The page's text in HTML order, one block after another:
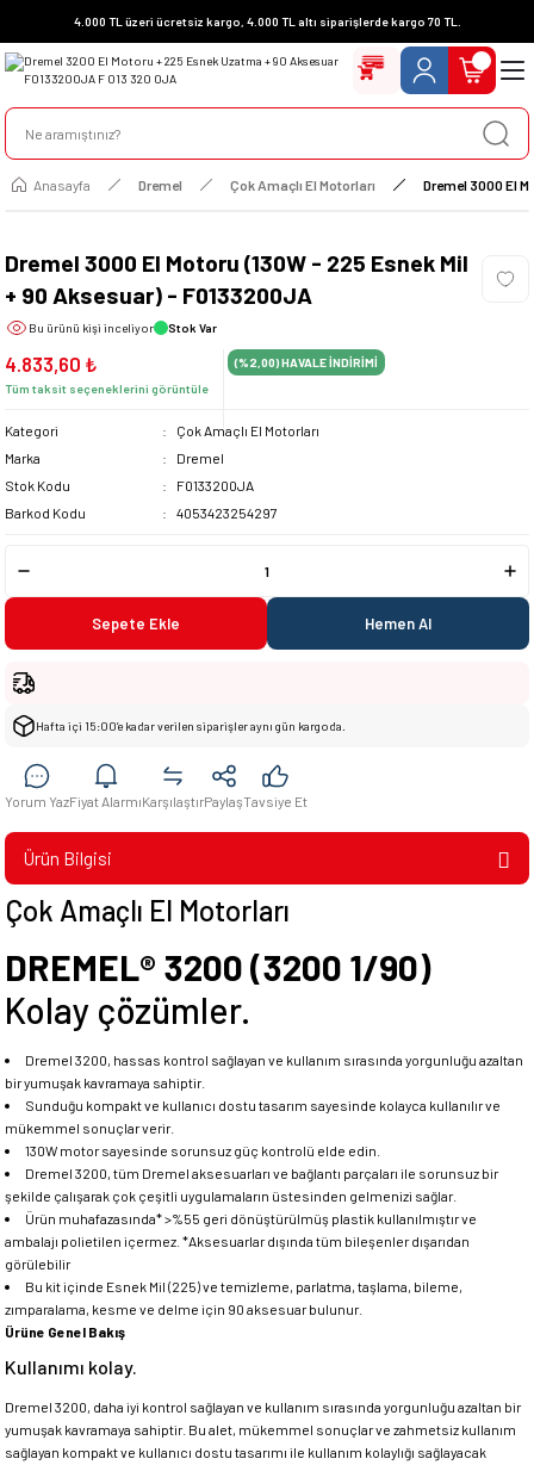
4.000 TL üzeri ücretsiz kargo, 4.000 TL altı siparişlerde kargo 70 TL.
Anasayfa Dremel Çok Amaçlı El Motorları Dremel 3000 El
Dremel 3000 El Motoru (130W - 225 Esnek Mil
+ 90 Aksesuar) - F0133200JA
Bu ürünü kişi inceliyor Stok Var
4.833,60 ₺
Tüm taksit seçeneklerini görüntüle
(%2,00)HAVALE İNDİRİMİ
Kategori
Çok Amaçlı El Motorları
Marka
Dremel
Stok Kodu
F0133200JA
Barkod Kodu
4053423254297
Sepete Ekle Hemen Al
Hafta içi 15:00’e kadar verilen siparişler aynı gün kargoda.
Yorum YazFiyat AlarmıKarşılaştırPaylaşTavsiye Et
Ürün Bilgisi
Çok Amaçlı El Motorları
DREMEL® 3200 (3200 1/90)
Kolay çözümler.
Dremel 3200, hassas kontrol sağlayan ve kullanım sırasında yorgunluğu azaltan
bir yumuşak kavramaya sahiptir.
Sunduğu kompakt ve kullanıcı dostu tasarım sayesinde kolayca kullanılır ve
mükemmel sonuçlar verir.
130W motor sayesinde sorunsuz güç kontrolü elde edin.
Dremel 3200, tüm Dremel aksesuarları ve bağlantı parçaları ile sorunsuz bir
şekilde çalışarak çok çeşitli uygulamaların üstesinden gelmenizi sağlar.
Ürün muhafazasında* >%55 geri dönüştürülmüş plastik kullanılmıştır ve
ambalajı polietilen içermez. *Aksesuarlar dışında tüm bileşenler dışarıdan
görülebilir
Bu kit içinde Esnek Mil (225) ve temizleme, parlatma, taşlama, bileme,
zımparalama, kesme ve delme için 90 aksesuar bulunur.
Ürüne Genel Bakış
Kullanımı kolay.
Dremel 3200, daha iyi kontrol sağlayan ve kullanım sırasında yorgunluğu azaltan bir
yumuşak kavramaya sahiptir. Bu alet, mükemmel sonuçlar ve zahmetsiz kullanım
sağlayan kompakt ve kullanıcı dostu tasarımı ile kullanım kolaylığı sağlayacak